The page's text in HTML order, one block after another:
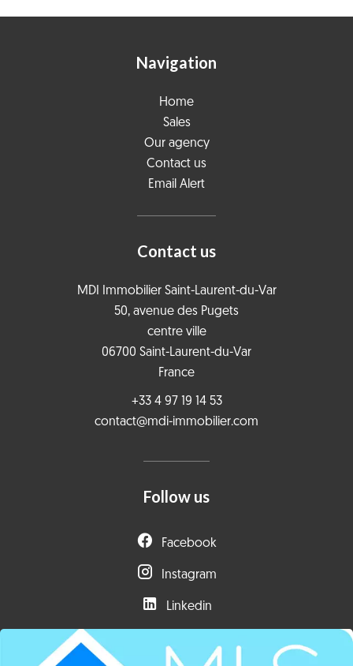
Navigation
Home
Sales
Our agency
Contact us
Email Alert
Contact us
MDI Immobilier Saint-Laurent-du-Var
50, avenue des Pugets
centre ville
06700 Saint-Laurent-du-Var
France
+33 4 97 19 14 53
contact@mdi-immobilier.com
Follow us
Facebook
Instagram
Linkedin